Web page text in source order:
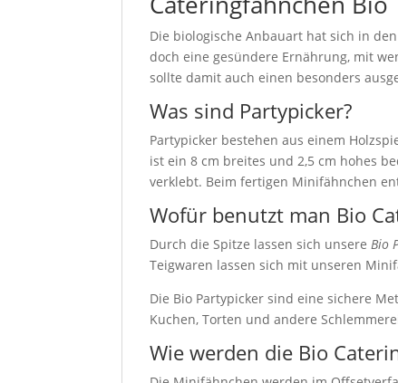
Die biologische Anbauart hat sich in
doch eine gesündere Ernährung, mit
sollte damit auch einen besonders
Was sind Partypicker?
Partypicker bestehen aus einem
ist ein 8 cm breites und 2,5 cm hohes
verklebt. Beim fertigen Minifähnchen
Wofür benutzt man Bio
Durch die Spitze lassen sich unsereBio
Teigwaren lassen sich mit unseren
Die Bio Partypicker sind eine sichere
Kuchen, Torten und andere
Wie werden die Bio